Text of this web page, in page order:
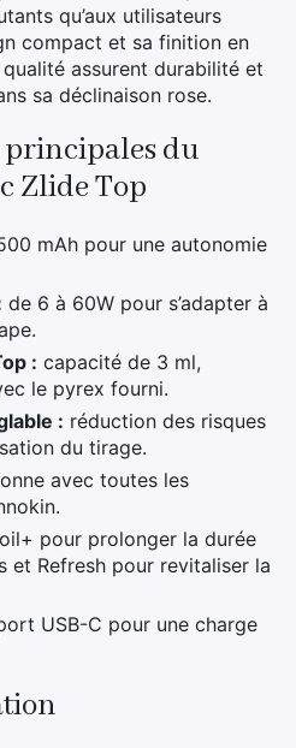
qu’aux utilisateurs
compact et sa finition en
assurent durabilité et
sa déclinaison rose.
du
Zlide Top
mAh pour une autonomie
de 6 à 60W pour s’adapter à
: capacité de 3 ml,
le pyrex fourni.
: réduction des risques
du tirage.
avec toutes les
pour prolonger la durée
et Refresh pour revitaliser la
USB-C pour une charge